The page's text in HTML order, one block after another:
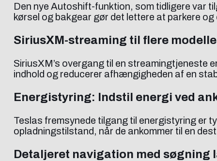
Den nye Autoshift-funktion, som tidligere var
kørsel og bakgear gør det lettere at parkere
SiriusXM-streaming til flere
SiriusXM’s overgang til en streamingtjeneste
indhold og reducerer afhængigheden af en
Energistyring: Indstil energi ved
Teslas fremsynede tilgang til energistyring er
opladningstilstand, når de ankommer til en
Detaljeret navigation med søgning